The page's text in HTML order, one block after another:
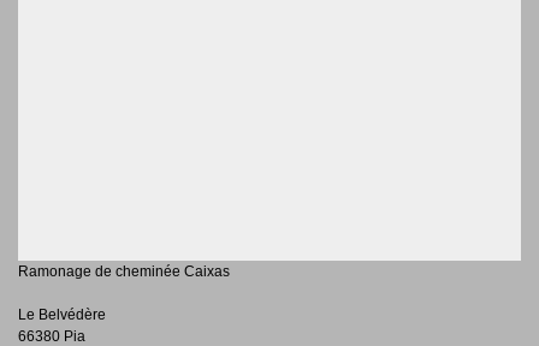
Ramonage de cheminée Caixas
Le Belvédère
66380 Pia